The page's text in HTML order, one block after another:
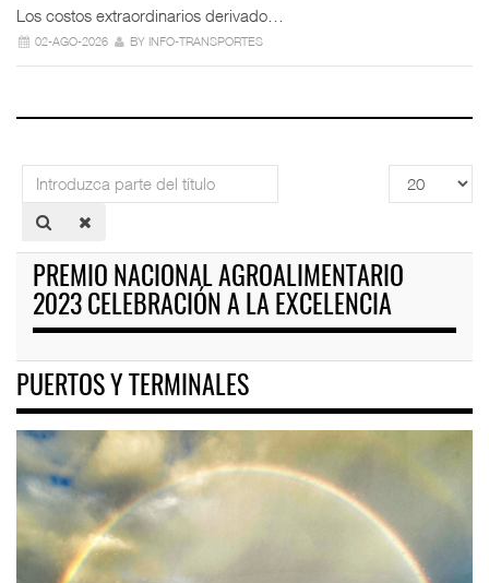
Los costos extraordinarios derivado…
02-AGO-2026 BY INFO-TRANSPORTES
Introduzca
parte
del
Cantidad
a
PREMIO NACIONAL AGROALIMENTARIO
2023 CELEBRACIÓN A LA EXCELENCIA
PUERTOS Y TERMINALES